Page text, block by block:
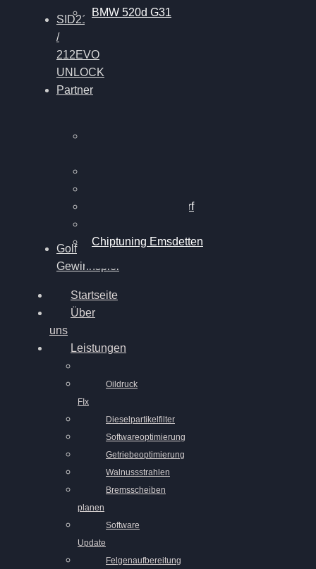
BMW 520d G31
SID212
/
212EVO
UNLOCK
Partner
Chiptuning Schüttorf
Chiptuning Emsdetten
Golf
Gewinnspiel
Startseite
Über
uns
Leistungen
Oildruck
FIx
Dieselpartikelfilter
Softwareoptimierung
Getriebeoptimierung
Walnussstrahlen
Bremsscheiben
planen
Software
Update
Felgenaufbereitung